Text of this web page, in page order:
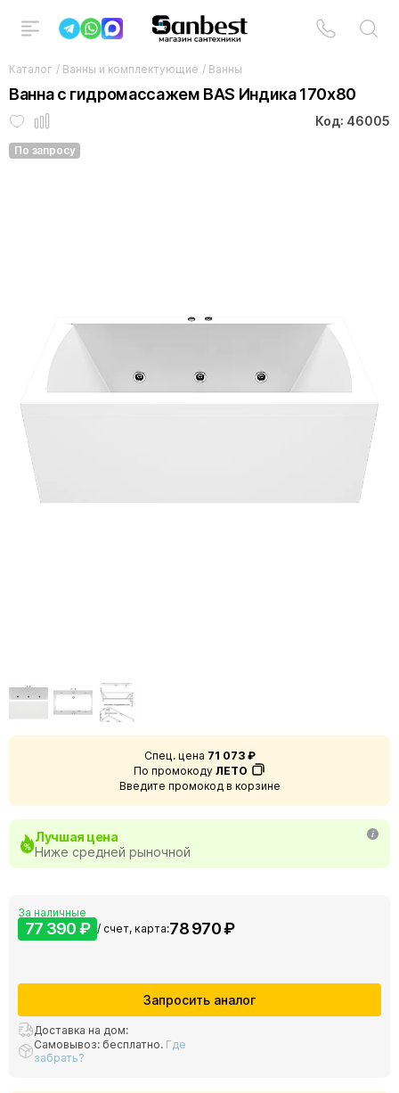
Каталог / Ванны и комплектующие / Ванны
Ванна с гидромассажем BAS Индика 170x80
Код: 46005
По запросу
Спец. цена 71 073 ₽
По промокоду ЛЕТО
Введите промокод в корзине
Лучшая цена
Ниже средней рыночной
За наличные
77 390 ₽ / счет, карта:78 970 ₽
Запросить аналог
Доставка на дом:
Самовывоз: бесплатно. Где
забрать?